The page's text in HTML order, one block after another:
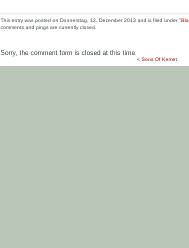
This entry was posted on Donnerstag, 12. Dezember 2013 and is filed under "
comments and pings are currently closed.
Sorry, the comment form is closed at this time.
« Sons Of Kemet